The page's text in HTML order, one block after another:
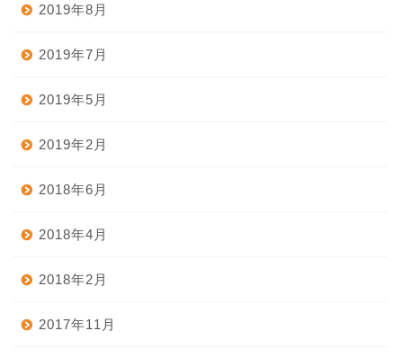
2019年8月
2019年7月
2019年5月
2019年2月
2018年6月
2018年4月
2018年2月
2017年11月